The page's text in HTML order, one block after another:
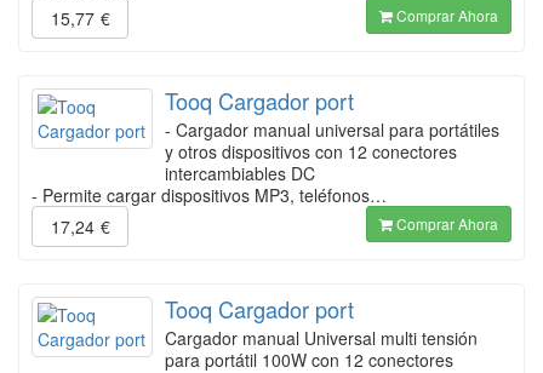
15,77 € Comprar Ahora
Tooq Cargador port
- Cargador manual universal para portátiles
y otros dispositivos con 12 conectores
intercambiables DC
- Permite cargar dispositivos MP3, teléfonos…
17,24 € Comprar Ahora
Tooq Cargador port
Cargador manual Universal multi tensión
para portátil 100W con 12 conectores